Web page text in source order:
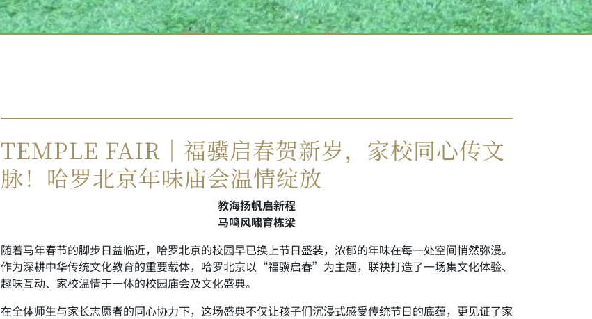
TEMPLE FAIR｜福骥启春贺新岁，家校同心传文
脉！哈罗北京年味庙会温情绽放
教海扬帆启新程
马鸣风啸育栋梁
随着马年春节的脚步日益临近，哈罗北京的校园早已换上节日盛装，浓郁的年味在每一处空间悄然弥漫。
作为深耕中华传统文化教育的重要载体，哈罗北京以“福骥启春”为主题，联袂打造了一场集文化体验、
趣味互动、家校温情于一体的校园庙会及文化盛典。
在全体师生与家长志愿者的同心协力下，这场盛典不仅让孩子们沉浸式感受传统节日的底蕴，更见证了家